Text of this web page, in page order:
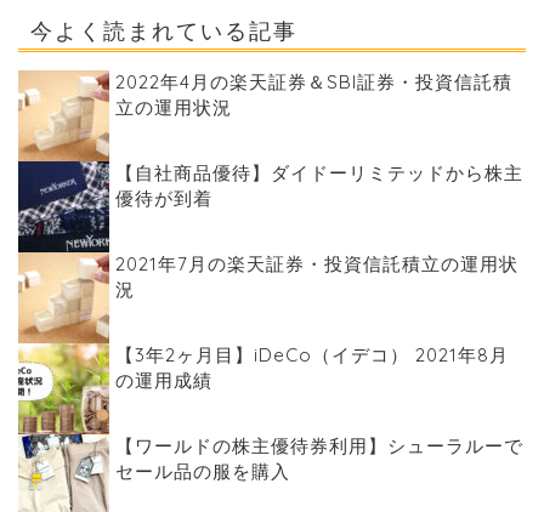
今よく読まれている記事
2022年4月の楽天証券＆SBI証券・投資信託積
立の運用状況
【自社商品優待】ダイドーリミテッドから株主
優待が到着
2021年7月の楽天証券・投資信託積立の運用状
況
【3年2ヶ月目】iDeCo（イデコ） 2021年8月
の運用成績
【ワールドの株主優待券利用】シューラルーで
セール品の服を購入